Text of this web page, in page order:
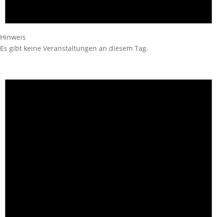
Hinweis
Es gibt keine Veranstaltungen an diesem Tag.